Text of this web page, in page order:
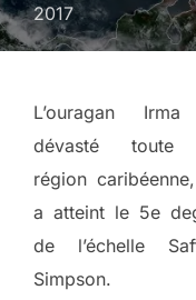
2017
L’ouragan
dévasté toute
région
a atteint le 5e
de l’échelle
Simpson.